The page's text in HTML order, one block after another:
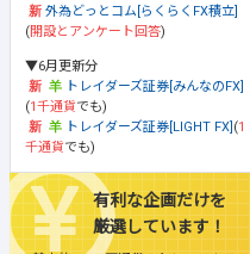
外為どっとコム[らくらくFX積立]
(開設とアンケート回答)
▼6月更新分
トレイダーズ証券[みんなのFX]
(1千通貨でも)
トレイダーズ証券[LIGHT FX] (1
千通貨でも)
有利な企画だけを
厳選しています！